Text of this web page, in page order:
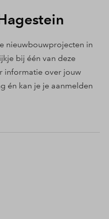
nieuwbouwprojecten in
bij één van deze
informatie over jouw
én kan je je aanmelden